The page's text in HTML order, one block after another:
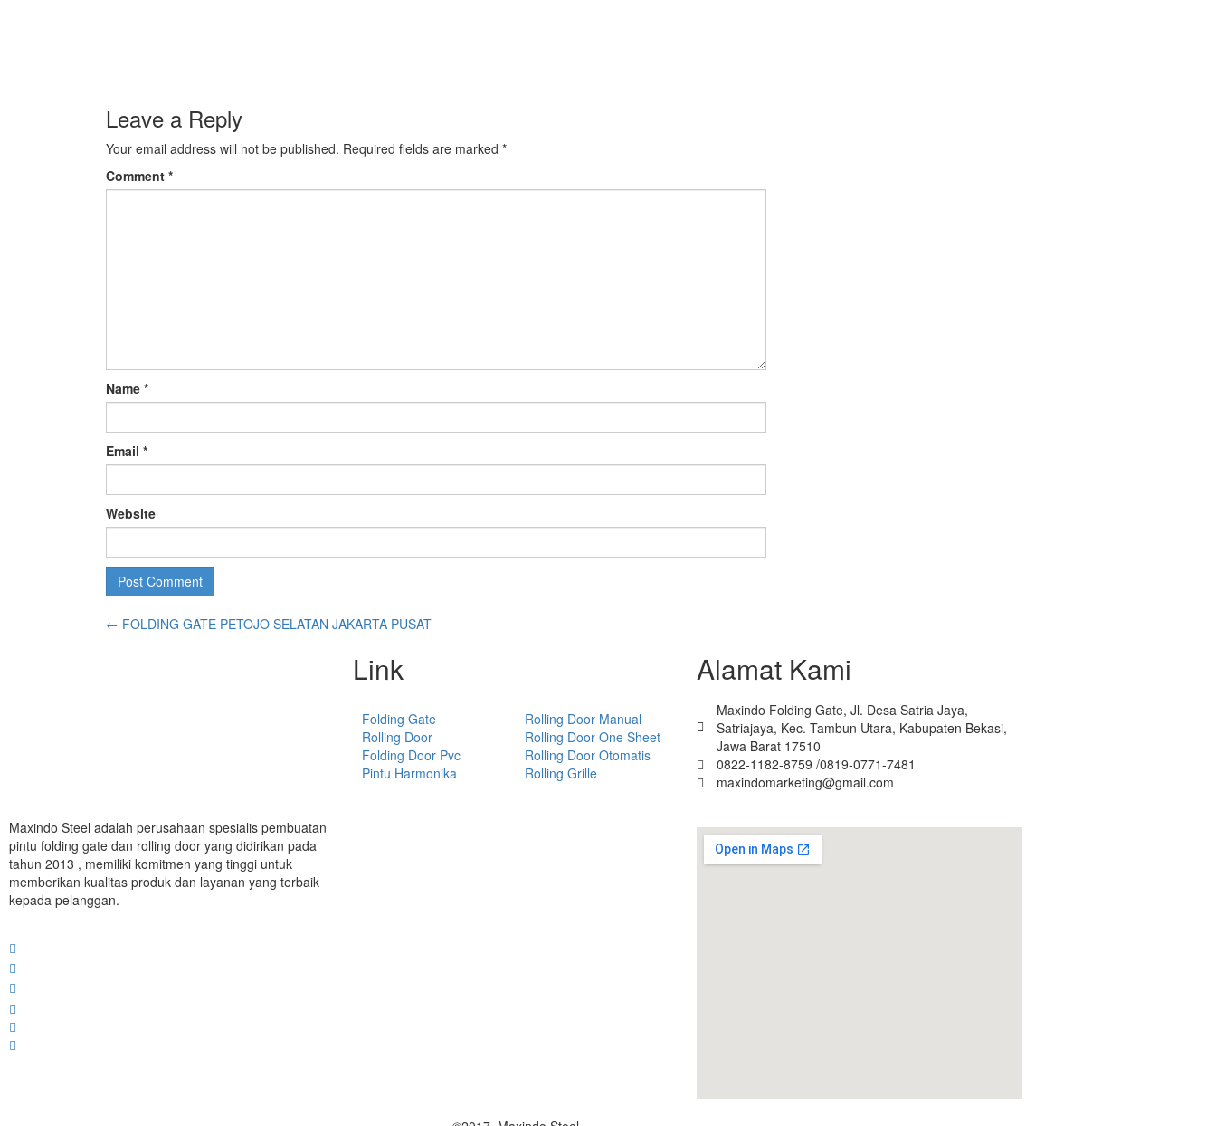
Leave a Reply
Your email address will not be published. Required fields are marked *
Comment *
Name *
Email *
Website
← FOLDING GATE PETOJO SELATAN JAKARTA PUSAT
Maxindo Steel adalah perusahaan spesialis pembuatan
pintu folding gate dan rolling door yang didirikan pada
tahun 2013 , memiliki komitmen yang tinggi untuk
memberikan kualitas produk dan layanan yang terbaik
kepada pelanggan.
Link
Folding Gate
Rolling Door
Folding Door Pvc
Pintu Harmonika
Rolling Door Manual
Rolling Door One Sheet
Rolling Door Otomatis
Rolling Grille
Alamat Kami
Maxindo Folding Gate, Jl. Desa Satria Jaya,
Satriajaya, Kec. Tambun Utara, Kabupaten Bekasi,
Jawa Barat 17510
0822-1182-8759 /0819-0771-7481
maxindomarketing@gmail.com